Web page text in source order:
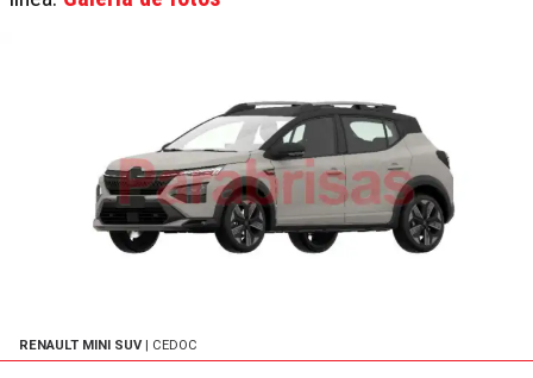
RENAULT MINI SUV | CEDOC